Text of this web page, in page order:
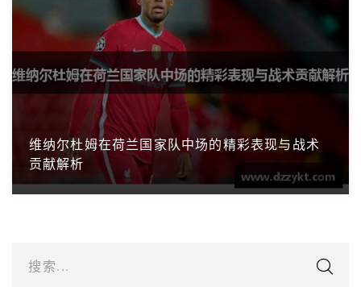
维纳尔杜姆在荷兰国家队中场的精彩表现与战术
贡献解析
搜索...